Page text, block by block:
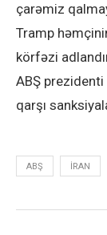
çarəmiz
Tramp
körfəzi
ABŞ prezidenti
qarşı
ABŞ IRAN